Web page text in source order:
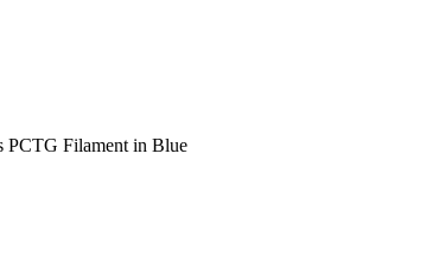
PCTG Filament in Blue